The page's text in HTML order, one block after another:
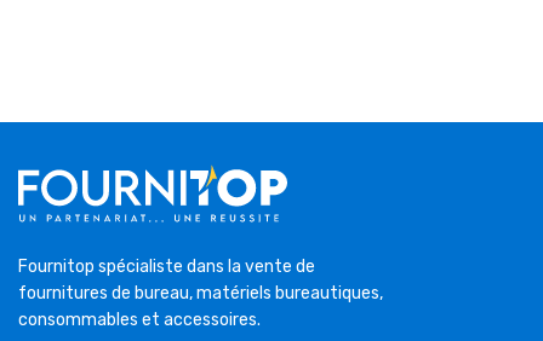
Fournitop spécialiste dans la vente de
fournitures de bureau, matériels bureautiques,
consommables et accessoires.